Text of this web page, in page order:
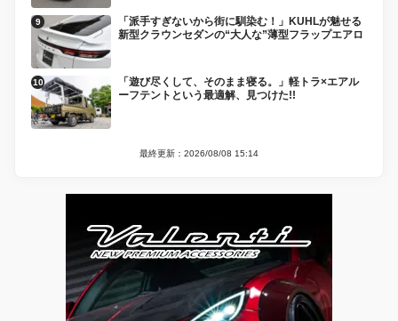
「派手すぎないから街に馴染む！」KUHLが魅せる
新型クラウンセダンの“大人な”薄型フラップエアロ
「遊び尽くして、そのまま寝る。」軽トラ×エアル
ーフテントという最適解、見つけた!!
最終更新：2026/08/08 15:14